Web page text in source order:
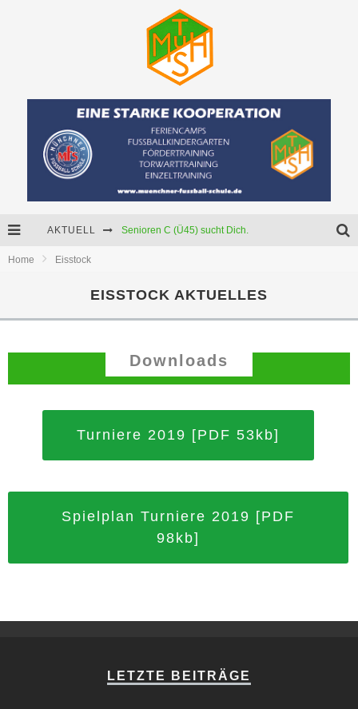
AKTUELL Senioren C (Ü45) sucht Dich.
Home Eisstock
EISSTOCK AKTUELLES
Downloads
Turniere 2019 [PDF 53kb]
Spielplan Turniere 2019 [PDF
98kb]
LETZTE BEITRÄGE